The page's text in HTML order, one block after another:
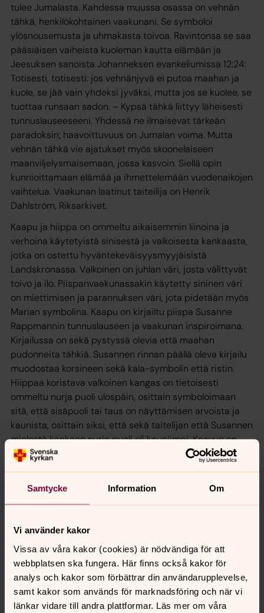
Samtycke Information Om
Vi använder kakor
Vissa av våra kakor (cookies) är nödvändiga för att
webbplatsen ska fungera. Här finns också kakor för
analys och kakor som förbättrar din användarupplevelse,
samt kakor som används för marknadsföring och när vi
länkar vidare till andra plattformar. Läs mer om våra
tulee Jumalasta. Kahdessa muussa osassa on vehnän
tähkä, henkilökohtainen vaakunani. Se symboloi
ylösnousemusta ja uhmakasta toivoa. Ravintonsa se saa
pääsiäisen vaiheista kuoleman kautta elämään ja
Jeesuksen sanoista Johanneksen evankeliumissa 12:24:
Totisesti, totisesti: jos vehnänjyvä ei putoa maahan ja
kuole, se jää vain yhdeksi jyväksi, mutta jos se kuolee, se
tuottaa runsaan sadon. – Kypsä tähkä liittyy läheisesti
tunnuslauseeseeni. Yhdessä ne ilmaisevat tärkeän
paradoksin; haavoittuvuus on Jumalan voima. Mutta
vehnän tähkä vie ajatukset myös skoonelaiseen
maanviljelysmaisemaan, jossa kasvoin. Siellä opin
kunnioittamaan elämää ja ihmettelemään vuodenaikojen
vaihtelua. Vaakunan laatinut taiteilija on Henrik
Dahlström, Riksarkivet.
Kaapu ja hiippa on ommeltu aikaisemmin liinoina ja
verhoina käytetyistä sinisestä ja valkoisesta kankaasta,
jotka on ostettu hyväntekeväisyysmyyjäisistä
Landskronassa. Valkoinen on juhlan väri, josta välittyvät
toivo ja ilo. Piispanvaakunassakin käytetty sininen väri
on miettimisen ja parannuksen väri, jota pidetään myös
Marian symbolina. Kaapu on kirjailtu piispa Susanne
Rappmannin tunnuslauseen ja vaakunan inspiroimana.
Kirjailussa on sekä pystyssä olevia että maahan
pudonneita tähkiä. Susannen rinnan päällä oleva kirjailu
muodostaa korsineen sekä kala-symbolin että ristin.
Hiippaa koristava valkoinen kangas on tietoisesti
ommeltu nurja puoli ulospäin, osittain symboloimaan
sitä, että sisäpuoli tai taus on näyttämisen arvoista ja
kaunista, osittain siksi, että sekä taitelijan että Susannen
mielestä kankaan nurja puoli oli kauniimpi. Kaavun on
suunnitellut ja ommellut Katarina Ahl, Studio Ebba
Piispa Susanne
Göteborgin hiippakunnan papiksi 1992 ja Göteborgin
hiippakunnan piispaksi 4. maaliskuuta 2018. Ennen
piispaksi vihkimistä hän työskenteli kirkkoherrana
Göteborgin hiippakunnan Mölndalin pastoraatissa.
Aikaisemmin Susanne on työskennellyt muun muassa
Värö-Stråvallan seurakunnan kirkkoherrana ja Stensjönin